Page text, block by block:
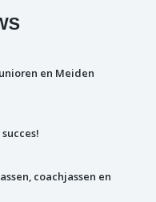
en Meiden
coachjassen en